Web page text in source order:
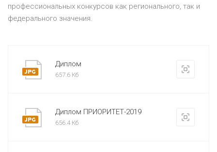
профессиональных конкурсов как регионального, так и
федерального значения.
Диплом
657.6 Кб
Диплом ПРИОРИТЕТ-2019
656.4 Кб